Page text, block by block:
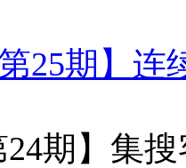
第25期】
24期】集